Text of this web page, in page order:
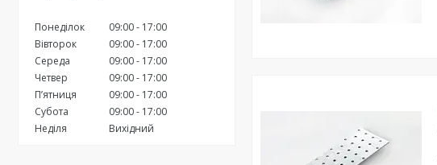
Понеділок 09:00
17:00
Вівторок
09:00
17:00
Середа
09:00
17:00
Четвер
09:00
17:00
Пʼятниця
09:00
17:00
Субота
09:00
17:00
Неділя
Вихідний